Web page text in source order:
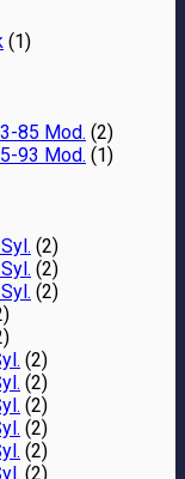
(1)
85 Mod. (2)
93 Mod. (1)
(2)
(2)
(2)
(2)
(2)
(2)
(2)
(2)
(2)